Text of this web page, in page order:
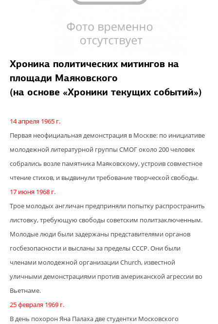
Хроника политических митингов на
площади Маяковского
(на основе «Хроники текущих событий»)
14 апреля 1965 г.
Первая неофициальная демонстрация в Москве: по инициативе
молодежной литературной группы СМОГ около 200 человек
собрались возле памятника Маяковскому, устроив совместное
чтение стихов, и выдвинули требование творческой свободы.
17 июня 1968 г.
Трое молодых англичан предприняли попытку распространить
листовку, требующую свободы советским политзаключенным.
Молодые люди были задержаны представителями органов
госбезопасности и высланы за пределы СССР. Они были
членами молодежной организации Church, известной
уличными демонстрациями против американской агрессии во
Вьетнаме.
25 февраля 1969 г.
В день похорон Яна Палаха две студентки Московского